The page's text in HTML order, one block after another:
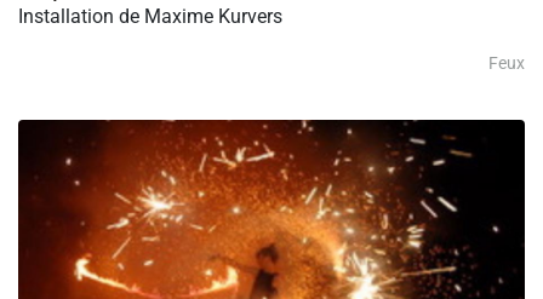
Installation de Maxime Kurvers
Feux